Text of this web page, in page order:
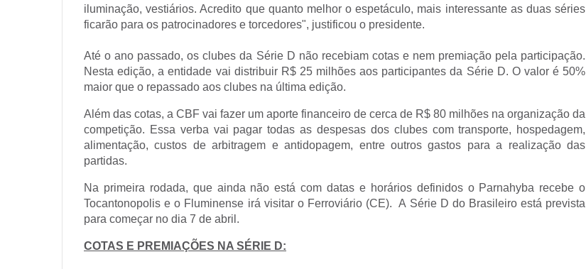
iluminação, vestiários. Acredito que quanto melhor o espetáculo, mais interessante as duas séries
ficarão para os patrocinadores e torcedores", justificou o presidente.
Até o ano passado, os clubes da Série D não recebiam cotas e nem premiação pela participação.
Nesta edição, a entidade vai distribuir R$ 25 milhões aos participantes da Série D. O valor é 50%
maior que o repassado aos clubes na última edição.
Além das cotas, a CBF vai fazer um aporte financeiro de cerca de R$ 80 milhões na organização da
competição. Essa verba vai pagar todas as despesas dos clubes com transporte, hospedagem,
alimentação, custos de arbitragem e antidopagem, entre outros gastos para a realização das
partidas.
Na primeira rodada, que ainda não está com datas e horários definidos o Parnahyba recebe o
Tocantonopolis e o Fluminense irá visitar o Ferroviário (CE). A Série D do Brasileiro está prevista
para começar no dia 7 de abril.
COTAS E PREMIAÇÕES NA SÉRIE D: